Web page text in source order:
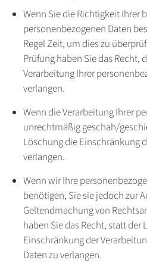
Wenn Sie die Richtigkeit Ihrer
personenbezogenen Daten
Regel Zeit, um dies zu
Prüfung haben Sie das Recht,
Verarbeitung Ihrer
verlangen.
Wenn die Verarbeitung Ihrer
unrechtmäßig geschah/
Löschung die Einschränkung
verlangen.
Wenn wir Ihre
benötigen, Sie sie jedoch zur
Geltendmachung von
haben Sie das Recht, statt der
Einschränkung der
Daten zu verlangen.